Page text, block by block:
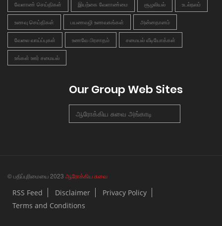
வேளாண் செய்திகள் இயற்கை வேளாண்மை சூழலியல் உடல்நலம்
உணவு செய்திகள் பயணவழி உணவகங்கள் அன்னதானம்
வேலை வாய்ப்புகள் உணவே பிரசாதம் சமையல் வீடியோக்கள்
உங்கள் ஊர் சமையல்
Our Group Web Sites
ஆரோக்கிய சுவை அங்காடி
© பதிப்புரிமையை 2023 ஆரோக்கிய சுவை
RSS Feed Disclaimer
Privacy Policy
Terms and Conditions